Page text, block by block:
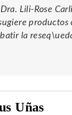
Lili-Rose
productos
la
Uñas